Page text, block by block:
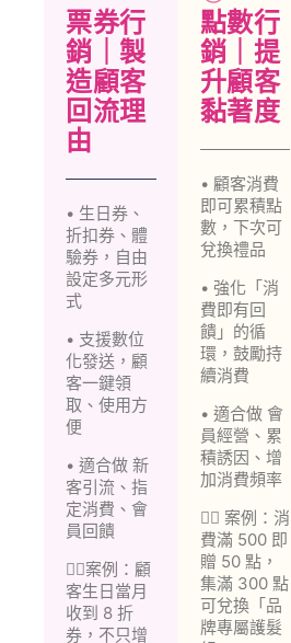
票券行
銷｜製
造顧客
回流理
由
• 生日券、
折扣券、體
驗券，自由
設定多元形
式
• 支援數位
化發送，顧
客一鍵領
取、使用方
便
• 適合做 新
客引流、指
定消費、會
員回饋
👉🏻案例：顧
客生日當月
收到 8 折
券，不只增
點數行
銷｜提
升顧客
黏著度
• 顧客消費
即可累積點
數，下次可
兌換禮品
• 強化「消
費即有回
饋」的循
環，鼓勵持
續消費
• 適合做 會
員經營、累
積誘因、增
加消費頻率
👉🏻 案例：消
費滿 500 即
贈 50 點，
集滿 300 點
可兌換「品
牌專屬護髮